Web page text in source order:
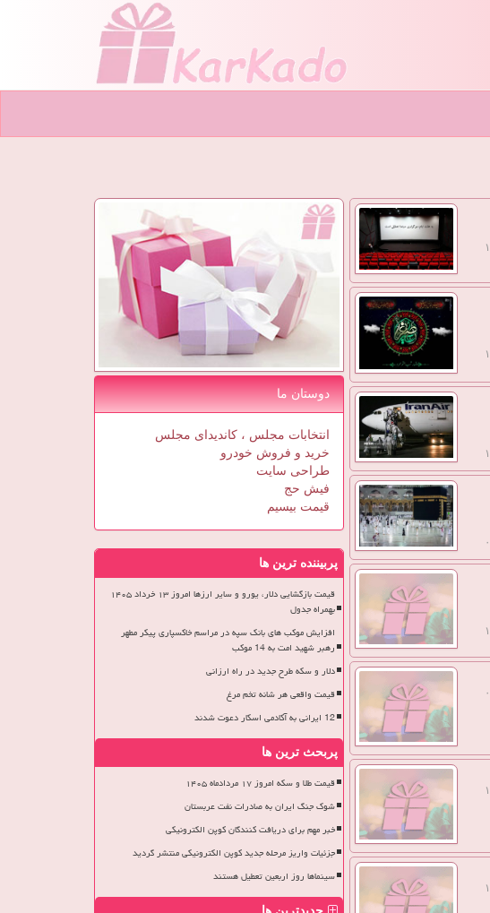
دوستان ما
انتخابات مجلس ، کاندیدای مجلس
خرید و فروش خودرو
طراحی سایت
فیش حج
قیمت بیسیم
پربیننده ترین ها
قیمت بازگشایی دلار، یورو و سایر ارزها امروز ۱۳ خرداد ۱۴۰۵
بهمراه جدول
افزایش موکب های بانک سپه در مراسم خاکسپاری پیکر مطهر
رهبر شهید امت به 14 موکب
دلار و سکه طرح جدید در راه ارزانی
قیمت واقعی هر شانه تخم مرغ
12 ایرانی به آکادمی اسکار دعوت شدند
پربحث ترین ها
قیمت طلا و سکه امروز ۱۷ مردادماه ۱۴۰۵
شوک جنگ ایران به صادرات نفت عربستان
خبر مهم برای دریافت کنندگان کوپن الکترونیکی
جزئیات واریز مرحله جدید کوپن الکترونیکی منتشر گردید
سینماها روز اربعین تعطیل هستند